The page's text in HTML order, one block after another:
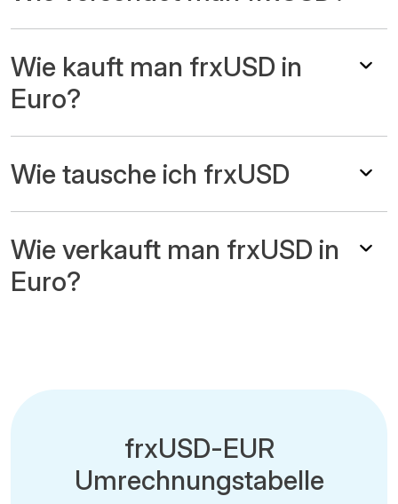
Wie kauft man frxUSD in
Euro?
Wie tausche ich frxUSD
Wie verkauft man frxUSD in
Euro?
frxUSD-EUR
Umrechnungstabelle